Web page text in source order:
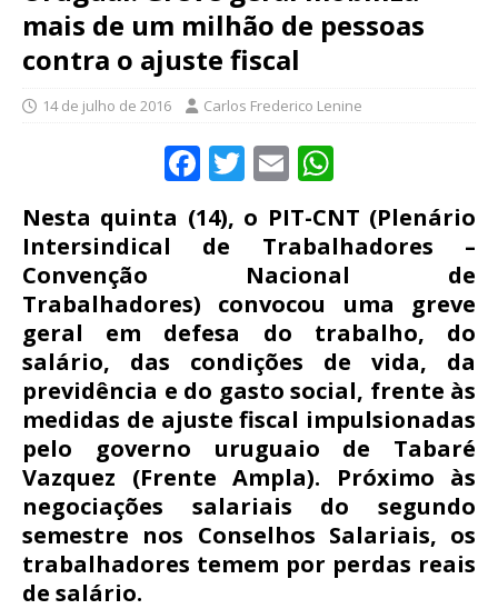
mais de um milhão de pessoas
contra o ajuste fiscal
14 de julho de 2016 Carlos Frederico Lenine
F
a
c
e
b
o
o
k
T
w
it
te
r
E
m
ai
l
h
at
s
A
p
p
Nesta quinta (14), o PIT-CNT (Plenário
Intersindical de Trabalhadores –
Convenção Nacional de
Trabalhadores) convocou uma greve
geral em defesa do trabalho, do
salário, das condições de vida, da
previdência e do gasto social, frente às
medidas de ajuste fiscal impulsionadas
pelo governo uruguaio de Tabaré
Vazquez (Frente Ampla). Próximo às
negociações salariais do segundo
semestre nos Conselhos Salariais, os
trabalhadores temem por perdas reais
de salário.